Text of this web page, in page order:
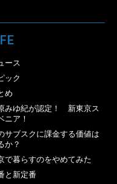
ース
ック
め
みゆ紀が認定！ 新東京ス
ニア！
サブスクに課金する価値は
か？
で暮らすのをやめてみた
と新定番